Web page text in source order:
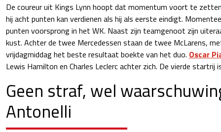
De coureur uit Kings Lynn hoopt dat momentum voort te
hij acht punten kan verdienen als hij als eerste eindigt.
punten voorsprong in het WK. Naast zijn teamgenoot zijn
kust. Achter de twee Mercedessen staan de twee McLarens,
vrijdagmiddag het beste resultaat boekte van het duo. Oscar
Lewis Hamilton en Charles Leclerc achter zich. De vierde startrij
Geen straf, wel
Antonelli